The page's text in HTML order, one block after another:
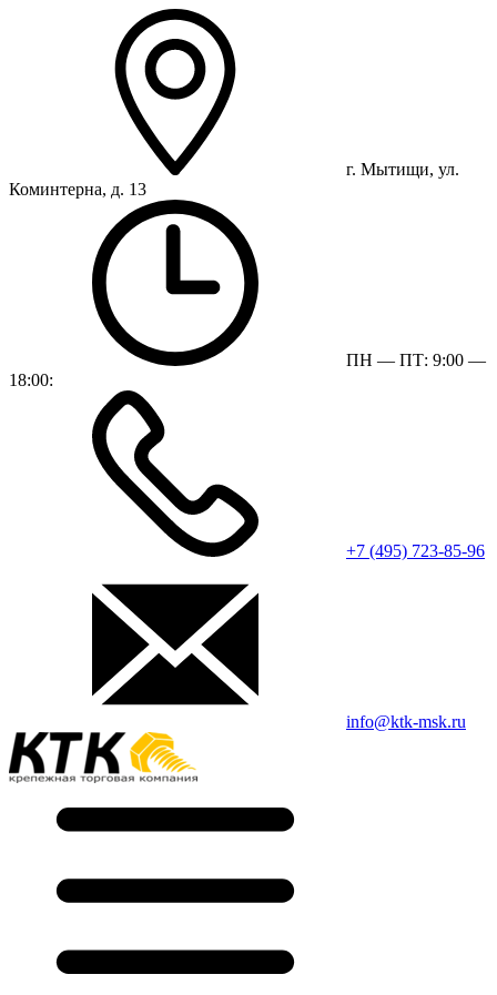
г. Мытищи, ул.
Коминтерна, д. 13
ПН — ПТ: 9:00 —
18:00:
+7 (495) 723-85-96
info@ktk-msk.ru